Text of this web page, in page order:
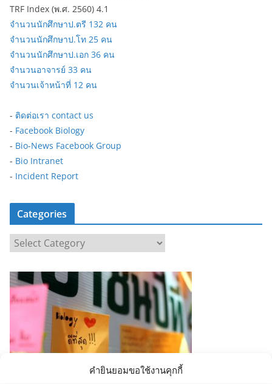
คำยินยอมขอใช้งานคุกกี้
TRF Index (พ.ศ. 2560) 4.1
จำนวนนักศึกษาป.ตรี 132 คน
จำนวนนักศึกษาป.โท 25 คน
จำนวนนักศึกษาป.เอก 36 คน
จำนวนอาจารย์ 33 คน
จำนวนเจ้าหน้าที่ 12 คน
- ติดต่อเรา contact us
- Facebook Biology
- Bio-News Facebook Group
- Bio Intranet
- Incident Report
Categories
t
e
g
i